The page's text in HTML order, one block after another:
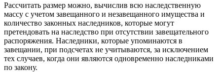
Рассчитать размер можно, вычислив всю наследственную
массу с учетом завещанного и незавещанного имущества и
количество законных наследников, которые могут
претендовать на наследство при отсутствии завещательного
распоряжения. Наследники, которые упоминаются в
завещании, при подсчетах не учитываются, за исключением
тех случаев, когда они являются одновременно наследниками
по закону.